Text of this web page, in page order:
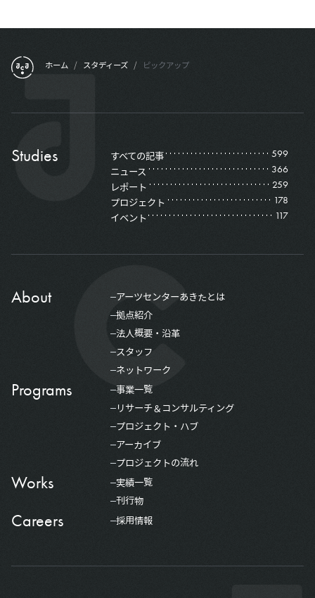
ホーム / スタディーズ / ピックアップ
Studies すべての記事 599
ニュース 366
レポート 259
プロジェクト 178
イベント 117
About
アーツセンターあきたとは
拠点紹介
法人概要・沿革
スタッフ
ネットワーク
Programs
事業一覧
リサーチ＆コンサルティング
プロジェクト・ハブ
アーカイブ
プロジェクトの流れ
Works
実績一覧
刊行物
Careers 採用情報